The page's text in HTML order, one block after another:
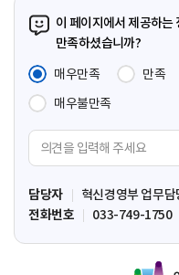
이 페이지에서 제공하는
만족하셨습니까?
매우만족
만족
매우불만족
견
입
력
담당자
혁신경영부 업무담
전화번호
033-749-1750